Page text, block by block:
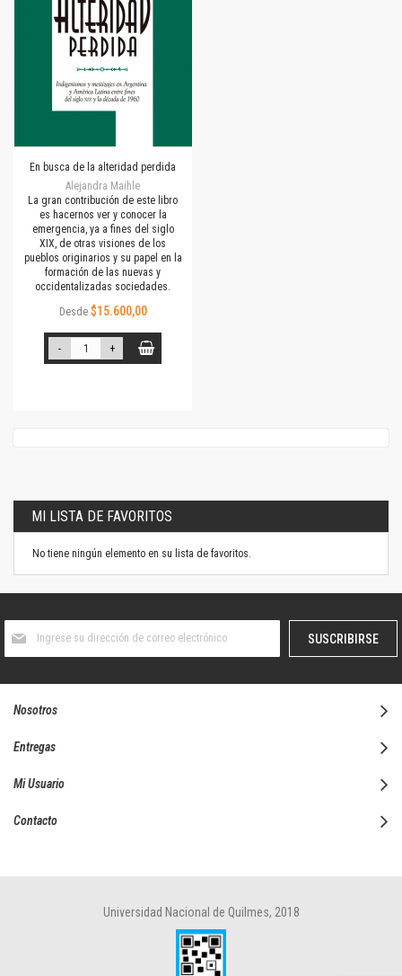
En busca de la alteridad perdida
Alejandra Maihle
La gran contribución de este libro
es hacernos ver y conocer la
emergencia, ya a fines del siglo
XIX, de otras visiones de los
pueblos originarios y su papel en la
formación de las nuevas y
occidentalizadas sociedades.
Desde $15.600,00
- +
MI LISTA DE FAVORITOS
No tiene ningún elemento en su lista de favoritos.
boletín
SUSCRIBIRSE
Nosotros
Entregas
Mi Usuario
Contacto
Universidad Nacional de Quilmes, 2018